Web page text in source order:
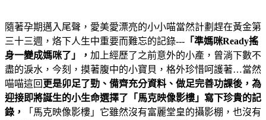
隨著孕期邁入尾聲，愛美愛漂亮的小小喵當然計劃趕在黃金第
三十三週，烙下人生中重要而難忘的記錄--- 「準媽咪Ready搖
身一變成媽咪了」， 加上經歷了之前意外的小產，曾淌下數不
盡的淚水，今刻，摸著腹中的小寶貝，格外珍惜呵護著…當然
喵喵這回 更是卯足了勁、備齊充分資料、做足完善功課後，為
迎接即將誕生的小生命選擇了「馬克映像影樓」寫下珍貴的記
錄，
「馬克映像影樓」它雖然沒有富麗堂皇的攝影棚，也沒有